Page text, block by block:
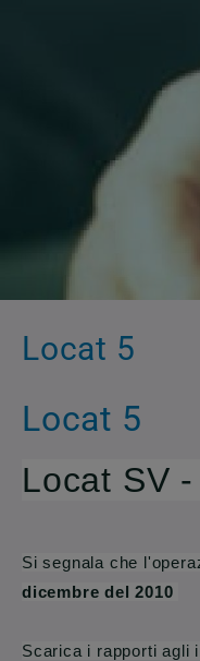
Locat 5
Locat 5
Locat SV
Si segnala che
dicembre del 2010
Scarica i rapporti agli